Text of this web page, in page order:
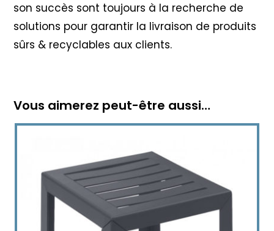
son succès sont toujours à la recherche de
solutions pour garantir la livraison de produits
sûrs & recyclables aux clients.
Vous aimerez peut-être aussi…